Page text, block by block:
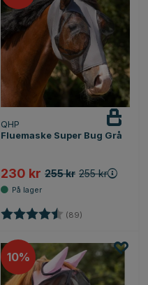
QHP
Fluemaske Super Bug Grå
230 kr 255 kr 255 kr
Karakter: (89)
10%